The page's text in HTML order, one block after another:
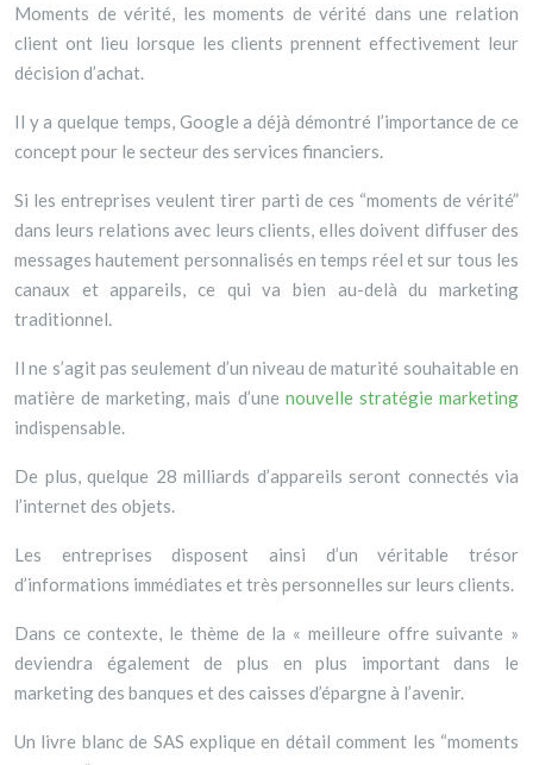
Moments de vérité, les moments de vérité dans une relation
client ont lieu lorsque les clients prennent effectivement leur
décision d’achat.
Il y a quelque temps, Google a déjà démontré l’importance de ce
concept pour le secteur des services financiers.
Si les entreprises veulent tirer parti de ces “moments de vérité”
dans leurs relations avec leurs clients, elles doivent diffuser des
messages hautement personnalisés en temps réel et sur tous les
canaux et appareils, ce qui va bien au-delà du marketing
traditionnel.
Il ne s’agit pas seulement d’un niveau de maturité souhaitable en
matière de marketing, mais d’une nouvelle stratégie marketing
indispensable.
De plus, quelque 28 milliards d’appareils seront connectés via
l’internet des objets.
Les entreprises disposent ainsi d’un véritable trésor
d’informations immédiates et très personnelles sur leurs clients.
Dans ce contexte, le thème de la « meilleure offre suivante »
deviendra également de plus en plus important dans le
marketing des banques et des caisses d’épargne à l’avenir.
Un livre blanc de SAS explique en détail comment les “moments